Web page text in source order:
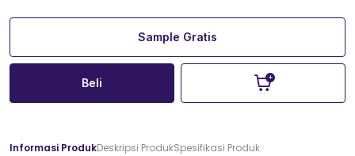
Sample Gratis
Beli
Informasi ProdukDeskripsi ProdukSpesifikasi Produk